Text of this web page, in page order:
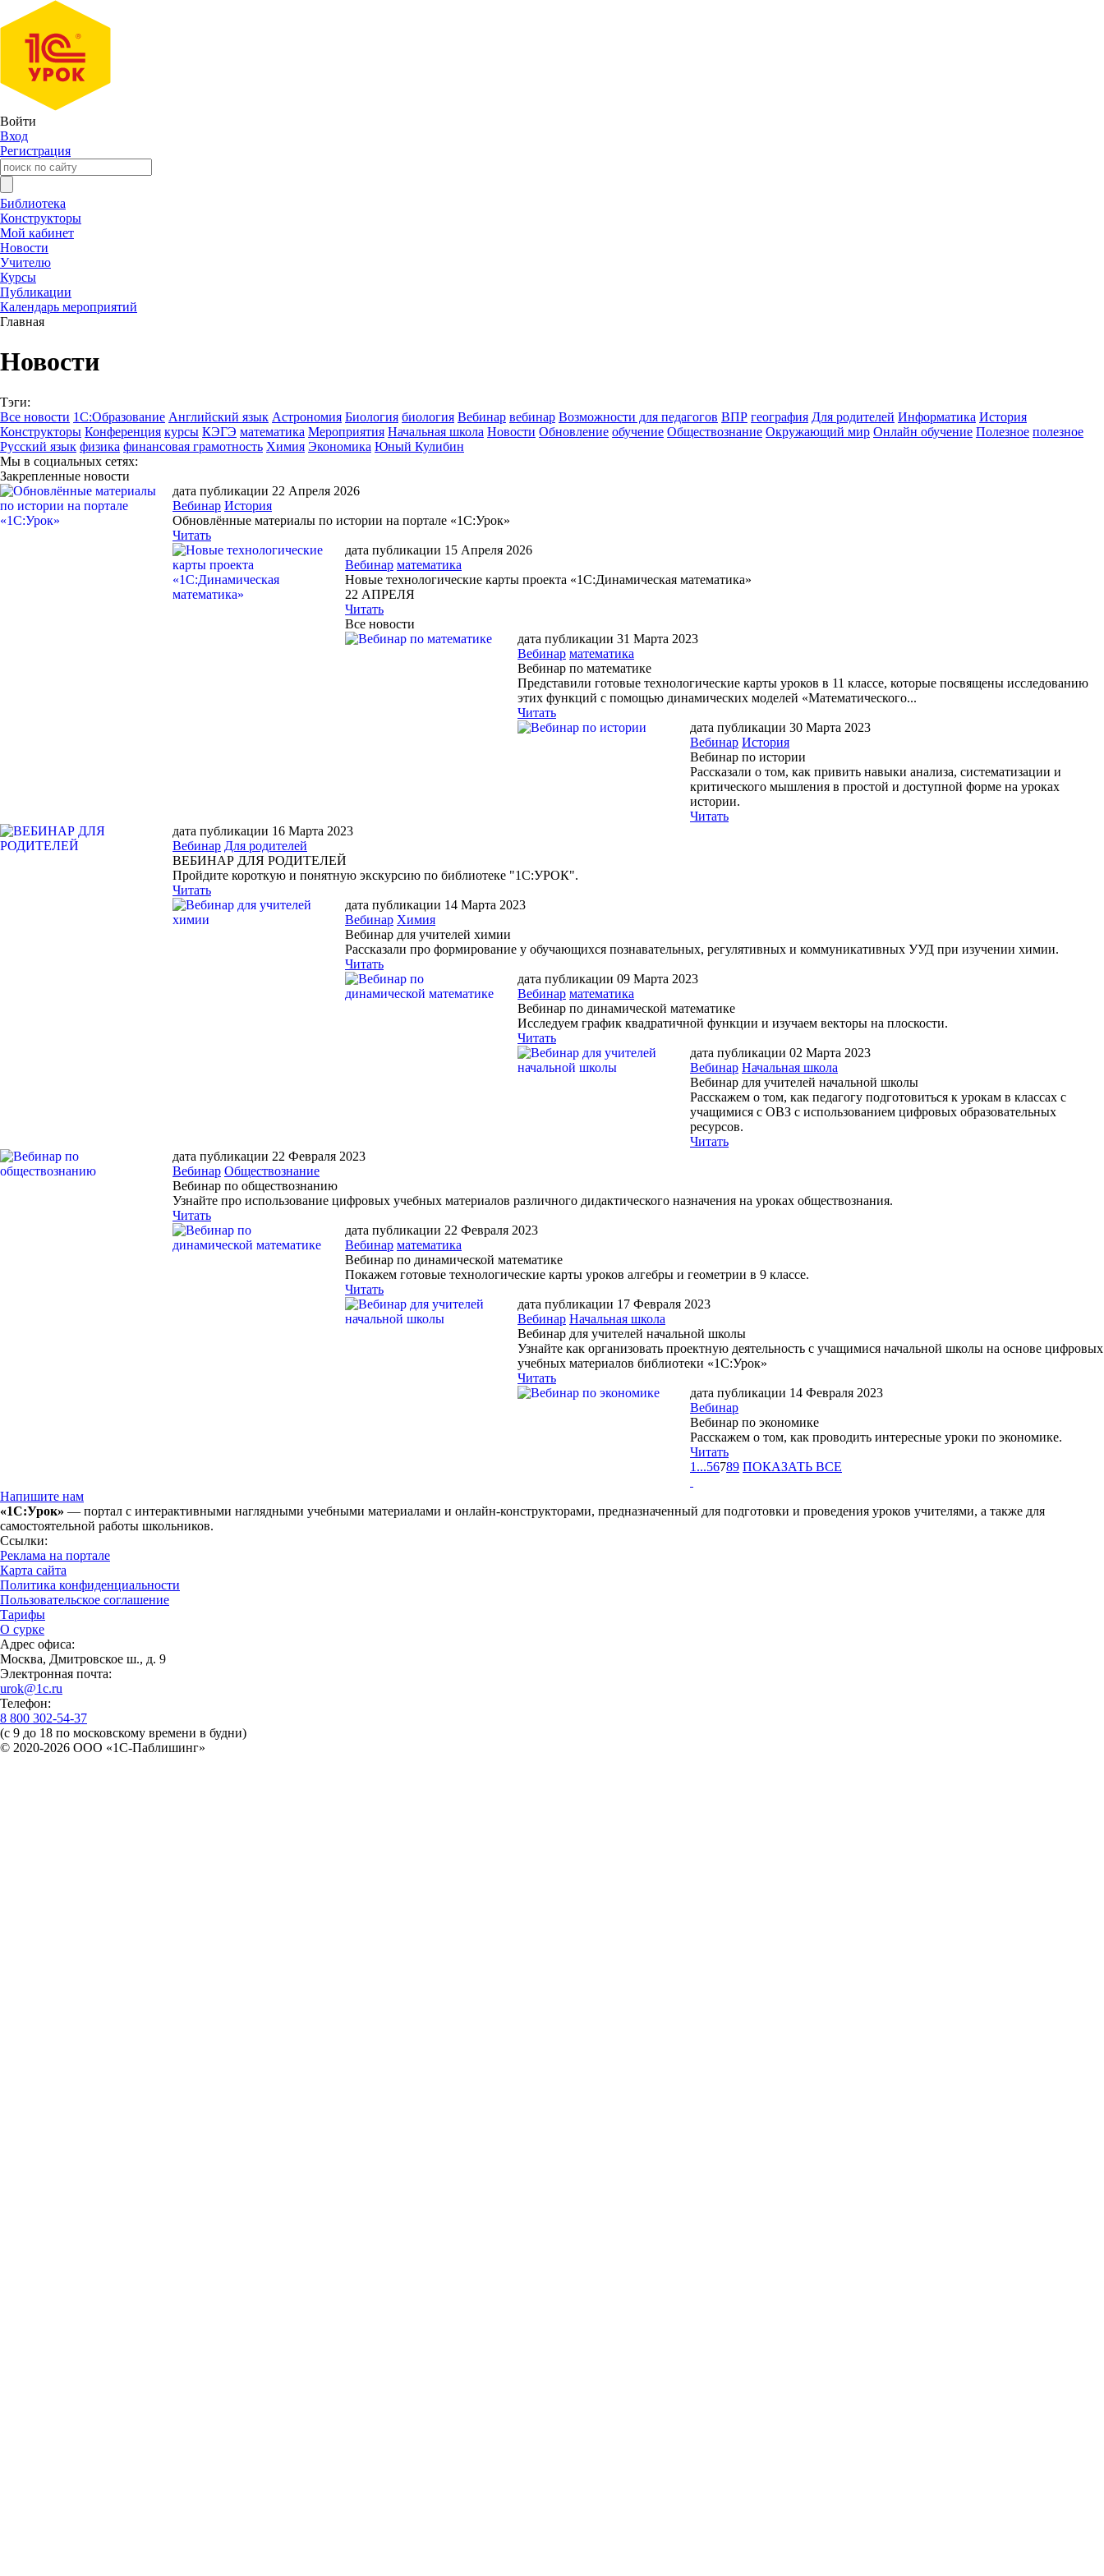
Войти
Вход
Регистрация
Библиотека
Конструкторы
Мой кабинет
Новости
Учителю
Курсы
Публикации
Календарь мероприятий
Главная
Новости
Тэги:
Все новости 1С:Образование Английский язык Астрономия Биология биология Вебинар вебинар Возможности для педагогов ВПР география Для родителей Информатика История
Конструкторы Конференция курсы КЭГЭ математика Мероприятия Начальная школа Новости Обновление обучение Обществознание Окружающий мир Онлайн обучение Полезное полезное
Русский язык физика финансовая грамотность Химия Экономика Юный Кулибин
Мы в социальных сетях:
Закрепленные новости
дата публикации 22 Апреля 2026
Вебинар История
Обновлённые материалы по истории на портале «1С:Урок»
Читать
дата публикации 15 Апреля 2026
Вебинар математика
Новые технологические карты проекта «1С:Динамическая математика»
22 АПРЕЛЯ
Читать
Все новости
дата публикации 31 Марта 2023
Вебинар математика
Вебинар по математике
Представили готовые технологические карты уроков в 11 классе, которые посвящены исследованию
этих функций с помощью динамических моделей «Математического...
Читать
дата публикации 30 Марта 2023
Вебинар История
Вебинар по истории
Рассказали о том, как привить навыки анализа, систематизации и
критического мышления в простой и доступной форме на уроках
истории.
Читать
дата публикации 16 Марта 2023
Вебинар Для родителей
ВЕБИНАР ДЛЯ РОДИТЕЛЕЙ
Пройдите короткую и понятную экскурсию по библиотеке "1С:УРОК".
Читать
дата публикации 14 Марта 2023
Вебинар Химия
Вебинар для учителей химии
Рассказали про формирование у обучающихся познавательных, регулятивных и коммуникативных УУД при изучении химии.
Читать
дата публикации 09 Марта 2023
Вебинар математика
Вебинар по динамической математике
Исследуем график квадратичной функции и изучаем векторы на плоскости.
Читать
дата публикации 02 Марта 2023
Вебинар Начальная школа
Вебинар для учителей начальной школы
Расскажем о том, как педагогу подготовиться к урокам в классах с
учащимися с ОВЗ с использованием цифровых образовательных
ресурсов.
Читать
дата публикации 22 Февраля 2023
Вебинар Обществознание
Вебинар по обществознанию
Узнайте про использование цифровых учебных материалов различного дидактического назначения на уроках обществознания.
Читать
дата публикации 22 Февраля 2023
Вебинар математика
Вебинар по динамической математике
Покажем готовые технологические карты уроков алгебры и геометрии в 9 классе.
Читать
дата публикации 17 Февраля 2023
Вебинар Начальная школа
Вебинар для учителей начальной школы
Узнайте как организовать проектную деятельность с учащимися начальной школы на основе цифровых
учебных материалов библиотеки «1С:Урок»
Читать
дата публикации 14 Февраля 2023
Вебинар
Вебинар по экономике
Расскажем о том, как проводить интересные уроки по экономике.
Читать
1 ...56789 ПОКАЗАТЬ ВСЕ
Напишите нам
«1С:Урок» — портал с интерактивными наглядными учебными материалами и онлайн-конструкторами, предназначенный для подготовки и проведения уроков учителями, а также для
самостоятельной работы школьников.
Ссылки:
Реклама на портале
Карта сайта
Политика конфиденциальности
Пользовательское соглашение
Тарифы
О сурке
Адрес офиса:
Москва, Дмитровское ш., д. 9
Электронная почта:
urok@1c.ru
Телефон:
8 800 302-54-37
(с 9 до 18 по московскому времени в будни)
© 2020-2026 OOO «1С-Паблишинг»